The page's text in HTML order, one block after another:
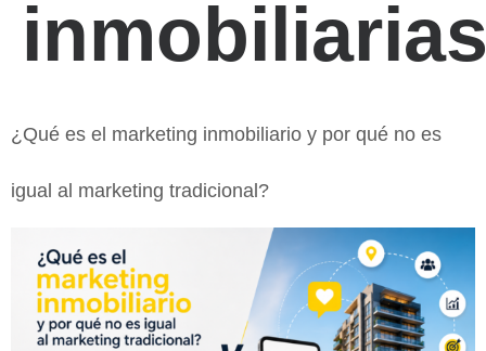
¿Qué es el marketing inmobiliario y por qué no es
igual al marketing tradicional?